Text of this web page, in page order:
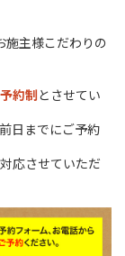
施主様こだわりの
約制とさせてい
日までにご予約
応させていただ